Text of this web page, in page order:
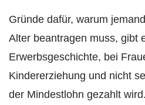
Gründe dafür, warum
Alter beantragen muss, gibt
Erwerbsgeschichte, bei
Kindererziehung und nicht
der Mindestlohn gezahlt